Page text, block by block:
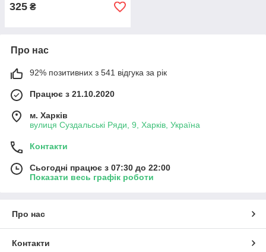
325 ₴
Про нас
92% позитивних з 541 відгука за рік
Працює з 21.10.2020
м. Харків
вулиця Суздальські Ряди, 9, Харків, Україна
Контакти
Сьогодні працює з 07:30 до 22:00
Показати весь графік роботи
Про нас
Контакти